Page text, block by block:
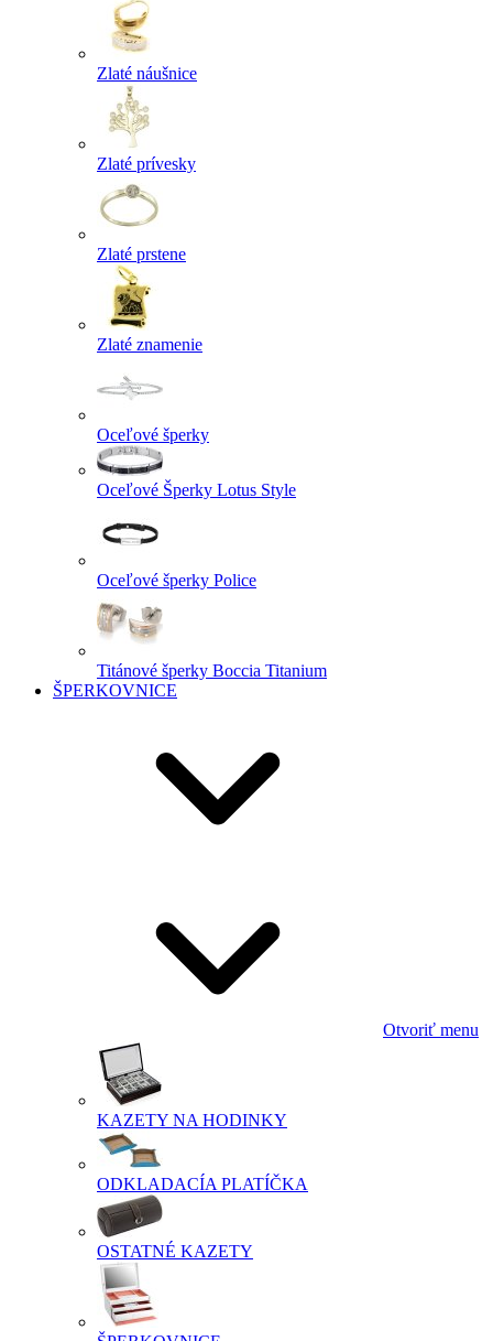
Zlaté náušnice
Zlaté prívesky
Zlaté prstene
Zlaté znamenie
Oceľové šperky
Oceľové Šperky Lotus Style
Oceľové šperky Police
Titánové šperky Boccia Titanium
ŠPERKOVNICE
Otvoriť menu
KAZETY NA HODINKY
ODKLADACÍA PLATÍČKA
OSTATNÉ KAZETY